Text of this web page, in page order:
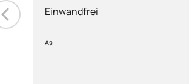
Einwandfrei
As